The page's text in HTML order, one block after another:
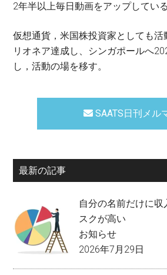
2年半以上毎日動画をアップしている
仮想通貨，米国株投資家としても活
リオネア達成し、シンガポールへ
し，活動の場を移す。
SAATS日刊メル
最新の記事
自分の名前だけに収
スクが高い
お知らせ
2026年7月29日